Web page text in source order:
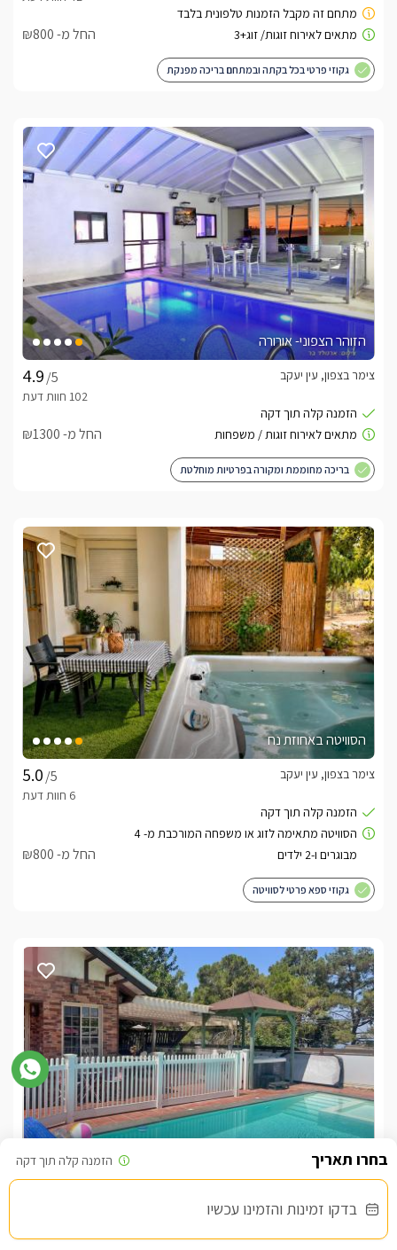
בדקו זמינות והזמינו עכשיו
החל מ- ₪800
גקוזי פרטי בכל בקתה ובמתחם בריכה מפנקת
הזוהר הצפוני- אורורה
/5
צימר בצפון, עין יעקב
החל מ- ₪1300
בריכה מחוממת ומקורה בפרטיות מוחלטת
הסוויטה באחוזת נח
/5
צימר בצפון, עין יעקב
החל מ- ₪800
גקוזי ספא פרטי לסוויטה
סוויטת רויאל גולד